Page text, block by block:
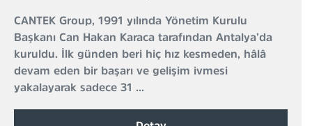
CANTEK Group, 1991 yılında Yönetim Kurulu
Başkanı Can Hakan Karaca tarafından Antalya’da
kuruldu. İlk günden beri hiç hız kesmeden, hâlâ
devam eden bir başarı ve gelişim ivmesi
yakalayarak sadece 31 ...